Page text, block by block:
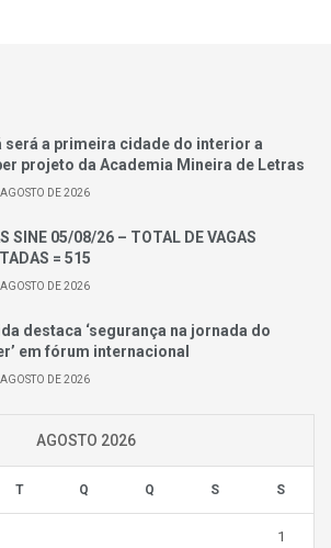
será a primeira cidade do interior a
projeto da Academia Mineira de Letras
DE 2026
SINE 05/08/26 – TOTAL DE VAGAS
= 515
DE 2026
destaca ‘segurança na jornada do
em fórum internacional
DE 2026
AGOSTO 2026
T Q Q S S
1